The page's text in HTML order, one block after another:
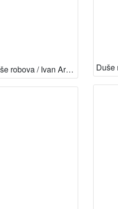
Duše robova / Ivan Aralica